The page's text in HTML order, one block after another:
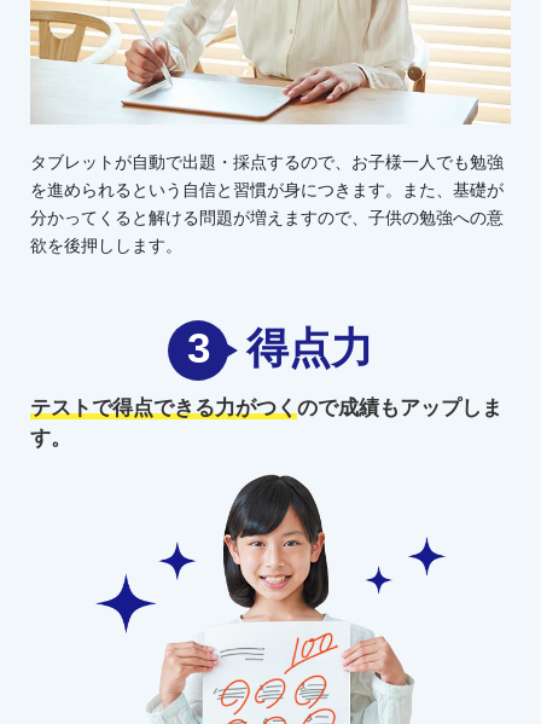
タブレットが自動で出題・採点するので、お子様一人でも勉強
を進められるという自信と習慣が身につきます。また、基礎が
分かってくると解ける問題が増えますので、子供の勉強への意
欲を後押しします。
3 得点力
テストで得点できる力がつくので成績もアップしま
す。